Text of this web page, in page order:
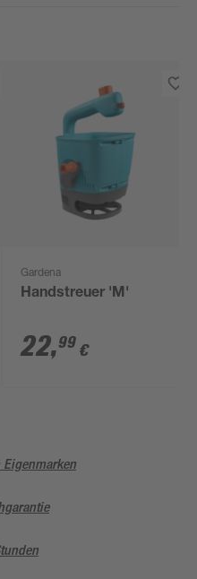
Gardena
Handstreuer 'M'
22,99 €
Eigenmarken